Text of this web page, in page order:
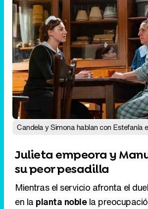
Candela y Simona hablan con Estefanía
Julieta empeora y
su peor pesadilla
Mientras el servicio afronta el
en la planta noblela